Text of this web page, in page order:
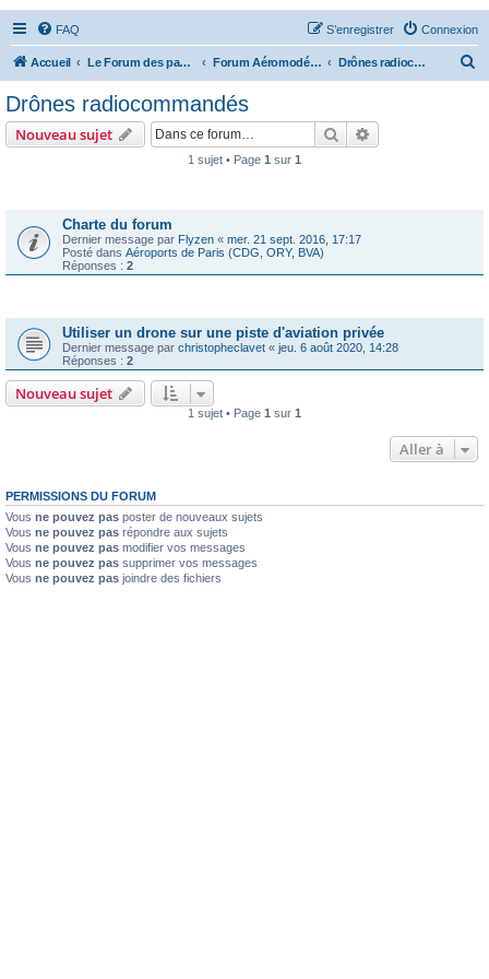
FAQ Connexion
S’enregistrer
Accueil Le Forum des passionnés d'aviation Forum Aéromodélisme Drônes radiocommandés
Drônes radiocommandés
Nouveau sujet Rechercher
1 sujet • Page 1 sur 1
Charte du forum
Dernier message par Flyzen « mer. 21 sept. 2016, 17:17
Posté dans Aéroports de Paris (CDG, ORY, BVA)
Réponses : 2
Utiliser un drone sur une piste d'aviation privée
Dernier message par christopheclavet « jeu. 6 août 2020, 14:28
Réponses : 2
Nouveau sujet
1 sujet • Page 1 sur 1
Aller à
PERMISSIONS DU FORUM
Vous ne pouvez pas poster de nouveaux sujets
Vous ne pouvez pas répondre aux sujets
Vous ne pouvez pas modifier vos messages
Vous ne pouvez pas supprimer vos messages
Vous ne pouvez pas joindre des fichiers